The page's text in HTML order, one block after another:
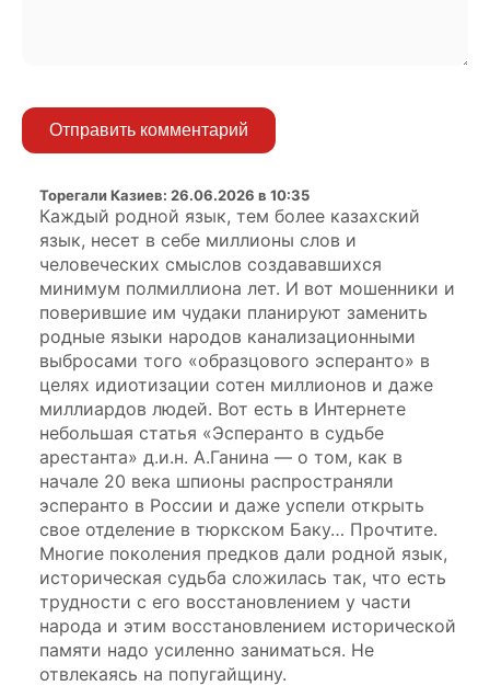
Отправить комментарий
Торегали Казиев: 26.06.2026 в 10:35
Каждый родной язык, тем более казахский
язык, несет в себе миллионы слов и
человеческих смыслов создававшихся
минимум полмиллиона лет. И вот мошенники и
поверившие им чудаки планируют заменить
родные языки народов канализационными
выбросами того «образцового эсперанто» в
целях идиотизации сотен миллионов и даже
миллиардов людей. Вот есть в Интернете
небольшая статья «Эсперанто в судьбе
арестанта» д.и.н. А.Ганина — о том, как в
начале 20 века шпионы распространяли
эсперанто в России и даже успели открыть
свое отделение в тюркском Баку… Прочтите.
Многие поколения предков дали родной язык,
историческая судьба сложилась так, что есть
трудности с его восстановлением у части
народа и этим восстановлением исторической
памяти надо усиленно заниматься. Не
отвлекаясь на попугайщину.